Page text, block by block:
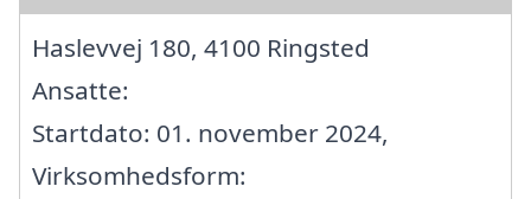
Haslevvej 180, 4100 Ringsted
Ansatte:
Startdato: 01. november 2024,
Virksomhedsform: